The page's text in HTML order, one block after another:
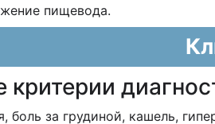
пищевода.
критерии
боль за грудиной, кашель,